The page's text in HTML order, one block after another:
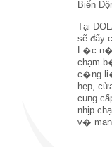
Biến
Tại
sẽ đẩy
L�c
chạm
c�ng
hẹp,
cung
nhịp
v�